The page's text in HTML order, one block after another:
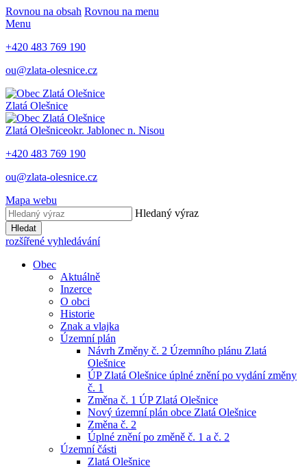
Rovnou na obsah Rovnou na menu
Menu
+420 483 769 190
ou@zlata-olesnice.cz
Zlatá Olešnice
Zlatá Olešniceokr. Jablonec n. Nisou
+420 483 769 190
ou@zlata-olesnice.cz
Mapa webu
Hledaný výraz
Hledat
rozšířené vyhledávání
Obec
Aktuálně
Inzerce
O obci
Historie
Znak a vlajka
Územní plán
Návrh Změny č. 2 Územního plánu Zlatá
Olešnice
ÚP Zlatá Olešnice úplné znění po vydání změny
č. 1
Změna č. 1 ÚP Zlatá Olešnice
Nový územní plán obce Zlatá Olešnice
Změna č. 2
Úplné znění po změně č. 1 a č. 2
Územní části
Zlatá Olešnice